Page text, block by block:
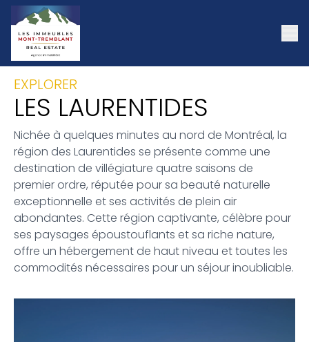
EXPLORER
LES LAURENTIDES
Nichée à quelques minutes au nord de Montréal, la
région des Laurentides se présente comme une
destination de villégiature quatre saisons de
premier ordre, réputée pour sa beauté naturelle
exceptionnelle et ses activités de plein air
abondantes. Cette région captivante, célèbre pour
ses paysages époustouflants et sa riche nature,
offre un hébergement de haut niveau et toutes les
commodités nécessaires pour un séjour inoubliable.